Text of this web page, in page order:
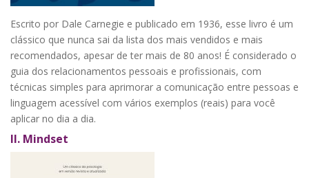
Escrito por Dale Carnegie e publicado em 1936, esse livro é um
clássico que nunca sai da lista dos mais vendidos e mais
recomendados, apesar de ter mais de 80 anos! É considerado o
guia dos relacionamentos pessoais e profissionais, com
técnicas simples para aprimorar a comunicação entre pessoas e
linguagem acessível com vários exemplos (reais) para você
aplicar no dia a dia.
II. Mindset